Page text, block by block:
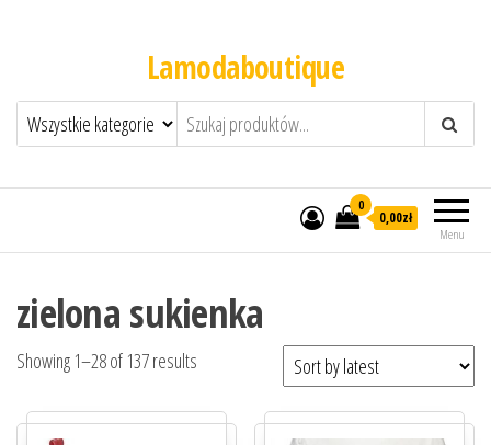
Lamodaboutique
Menu
0
0,00zł
zielona sukienka
Showing 1–28 of 137 results